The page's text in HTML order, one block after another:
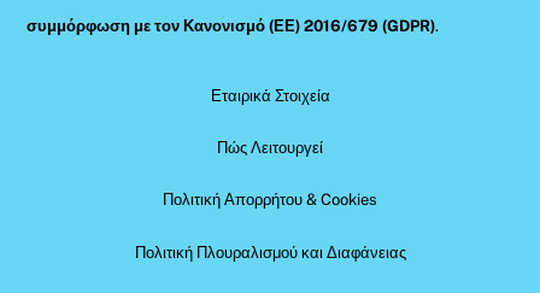
συμμόρφωση με τον Κανονισμό (ΕΕ) 2016/679 (GDPR).
Εταιρικά Στοιχεία
Πώς Λειτουργεί
Πολιτική Απορρήτου & Cookies
Πολιτική Πλουραλισμού και Διαφάνειας